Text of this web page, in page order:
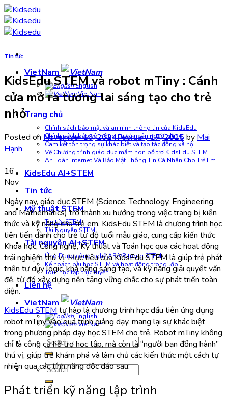
Skip
to
content
VietNam
English
VietNam
Trang chủ
Chính sách bảo mật và an ninh thông tin của KidsEdu
Chính sách bảo vệ thông tin cá nhân người dùng
Cam kết tôn trọng sự khác biệt và tạo tác động xã hội
Về Chương trình giáo dục mầm non bổ trợ KidsEdu STEM
An Toàn Internet Và Bảo Mật Thông Tin Cá Nhân Cho Trẻ Em
KidsEdu AI+STEM
Tin tức
Mỹ thuật STEM
Tin tức STEM
Tài Nguyên STEM
Tài nguyên AI+STEM
Ứng Dụng công nghệ AR/VR trong STEM
Kế hoạch bài học STEM và hoạt động trong lớp
Tour học tập trực tuyến
Liên hệ
VietNam
English
VietNam
Search
for:
Search
for:
Tin tức
KidsEdu STEM và robot mTiny : Cánh
cửa mở ra tương lai sáng tạo cho trẻ
nhỏ
Posted on November 16, 2024February 17, 2025 by Mai
Hạnh
16
Nov
Ngày nay, giáo dục STEM (Science, Technology, Engineering,
and Mathematics) trở thành xu hướng trong việc trang bị kiến
thức và kỹ năng cho trẻ em. KidsEdu STEM là chương trình học
tiên tiến dành cho trẻ từ độ tuổi mẫu giáo, cung cấp kiến thức
Khoa học, Công nghệ, Kỹ thuật và Toán học qua các hoạt động
trải nghiệm thú vị. Mục tiêu của KidsEdu STEM là giúp trẻ phát
triển tư duy logic, khả năng sáng tạo, và kỹ năng giải quyết vấn
đề, từ đó xây dựng nền tảng vững chắc cho sự phát triển toàn
diện.
KidsEdu STEM tự hào là chương trình học đầu tiên ứng dụng
robot mTiny vào quá trình giảng dạy, mang lại sự khác biệt
trong phương pháp dạy học STEM cho trẻ. Robot mTiny không
chỉ là công cụ hỗ trợ học tập, mà còn là “người bạn đồng hành”
thú vị, giúp trẻ khám phá và làm chủ các kiến thức một cách tự
nhiên qua các tính năng độc đáo sau:
Phát triển kỹ năng lập trình